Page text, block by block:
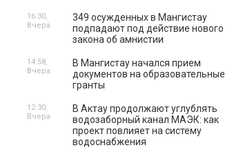
349 осужденных в Мангистау
подпадают под действие нового
закона об амнистии
16:30,
Вчера
В Мангистау начался прием
документов на образовательные
гранты
14:58,
Вчера
В Актау продолжают углублять
водозаборный канал МАЭК: как
проект повлияет на систему
водоснабжения
12:30,
Вчера